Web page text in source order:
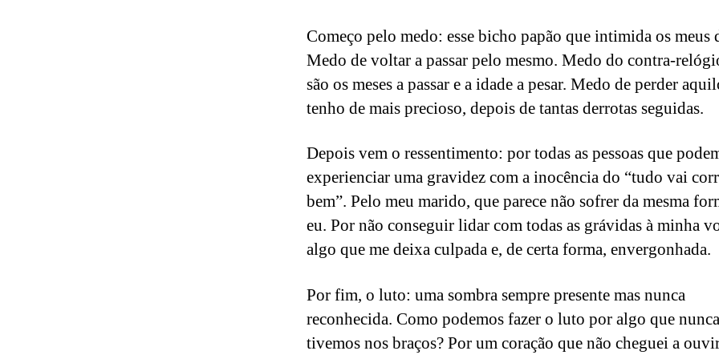
Começo pelo medo: esse bicho papão que intimida os meus
Medo de voltar a passar pelo mesmo. Medo do contra-
são os meses a passar e a idade a pesar. Medo de perder
tenho de mais precioso, depois de tantas derrotas seguidas.
Depois vem o ressentimento: por todas as pessoas que
experienciar uma gravidez com a inocência do “tudo vai
bem”. Pelo meu marido, que parece não sofrer da mesma
eu. Por não conseguir lidar com todas as grávidas à minha
algo que me deixa culpada e, de certa forma, envergonhada.
Por fim, o luto: uma sombra sempre presente mas nunca
reconhecida. Como podemos fazer o luto por algo que nunca
tivemos nos braços? Por um coração que não cheguei a